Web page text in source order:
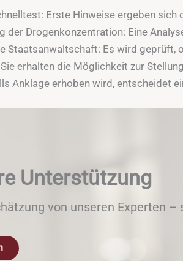
Erste Hinweise ergeben sich
der Drogenkonzentration: Eine
Staatsanwaltschaft: Es wird geprüft,
erhalten die Möglichkeit zur
Anklage erhoben wird, entscheidet
Unterstützung
von unseren Experten –